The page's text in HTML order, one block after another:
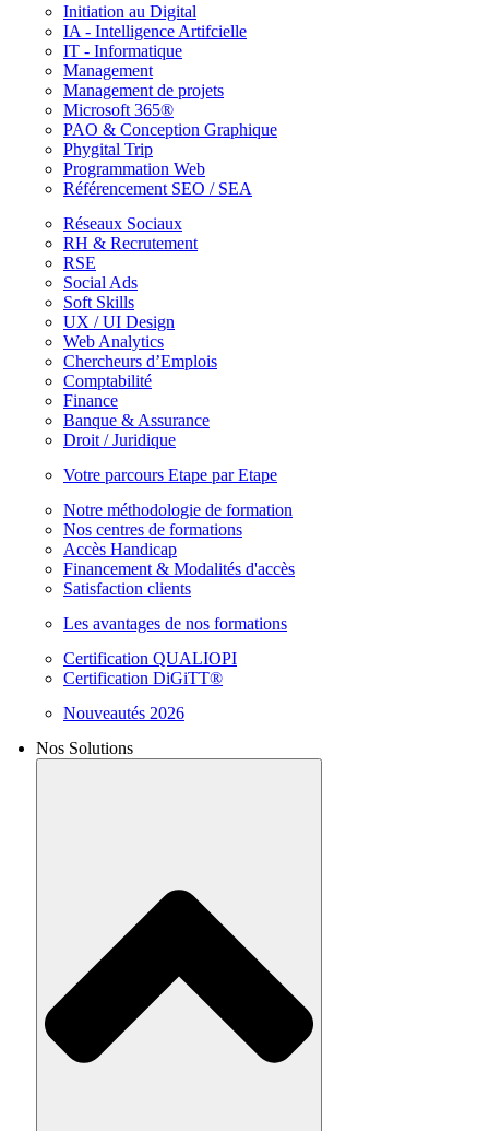
Initiation au Digital
IA - Intelligence Artifcielle
IT - Informatique
Management
Management de projets
Microsoft 365®
PAO & Conception Graphique
Phygital Trip
Programmation Web
Référencement SEO / SEA
Réseaux Sociaux
RH & Recrutement
RSE
Social Ads
Soft Skills
UX / UI Design
Web Analytics
Chercheurs d’Emplois
Comptabilité
Finance
Banque & Assurance
Droit / Juridique
Votre parcours Etape par Etape
Notre méthodologie de formation
Nos centres de formations
Accès Handicap
Financement & Modalités d'accès
Satisfaction clients
Les avantages de nos formations
Certification QUALIOPI
Certification DiGiTT®
Nouveautés 2026
Nos Solutions